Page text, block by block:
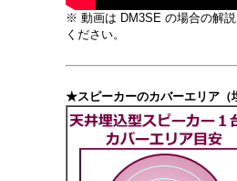
※ 動画は DM3SE の場合の解
ください。
★スピーカーのカバーエリア（